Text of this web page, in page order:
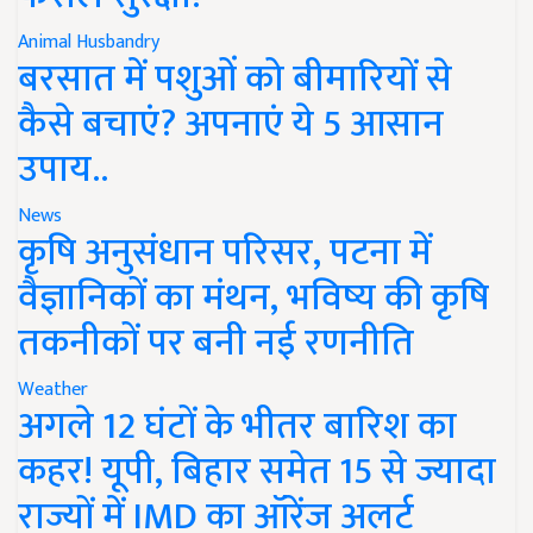
Animal Husbandry
बरसात में पशुओं को बीमारियों से
कैसे बचाएं? अपनाएं ये 5 आसान
उपाय..
News
कृषि अनुसंधान परिसर, पटना में
वैज्ञानिकों का मंथन, भविष्य की कृषि
तकनीकों पर बनी नई रणनीति
Weather
अगले 12 घंटों के भीतर बारिश का
कहर! यूपी, बिहार समेत 15 से ज्यादा
राज्यों में IMD का ऑरेंज अलर्ट